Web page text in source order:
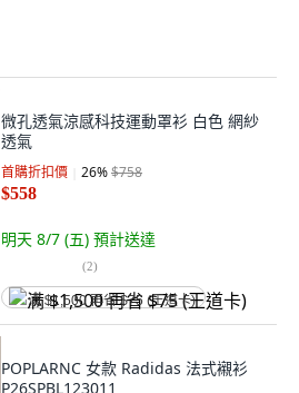
微孔透氣涼感科技運動罩衫 白色 網紗
透氣
首購折扣價 26%$758
$558
明天 8/7 (五) 預計送達
(2)
满 $1,500 再省 $75 (王道卡)
POPLARNC 女款 Radidas 法式襯衫
P26SPBL123011